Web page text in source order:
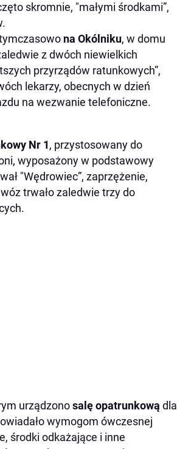
skromnie, "małymi środkami”,
na Okólniku, w domu
z dwóch niewielkich
przyrządów ratunkowych”,
lekarzy, obecnych w dzień
na wezwanie telefoniczne.
Nr 1, przystosowany do
wyposażony w podstawowy
"Wędrowiec”, zaprzężenie,
trwało zaledwie trzy do
urządzonosalę opatrunkową dla
wymogom ówczesnej
środki odkażające i inne